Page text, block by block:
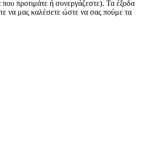
που προτιμάτε ή συνεργάζεστε). Τα έξοδα
να μας καλέσετε ώστε να σας πούμε τα